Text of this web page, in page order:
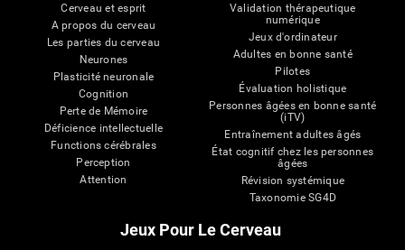
Cerveau et esprit
A propos du cerveau
Les parties du cerveau
Neurones
Plasticité neuronale
Cognition
Perte de Mémoire
Déficience intellectuelle
Functions cérébrales
Perception
Attention
Validation thérapeutique
numérique
Jeux d'ordinateur
Adultes en bonne santé
Pilotes
Évaluation holistique
Personnes âgées en bonne santé
(iTV)
Entraînement adultes âgés
État cognitif chez les personnes
âgées
Révision systémique
Taxonomie SG4D
Jeux Pour Le Cerveau